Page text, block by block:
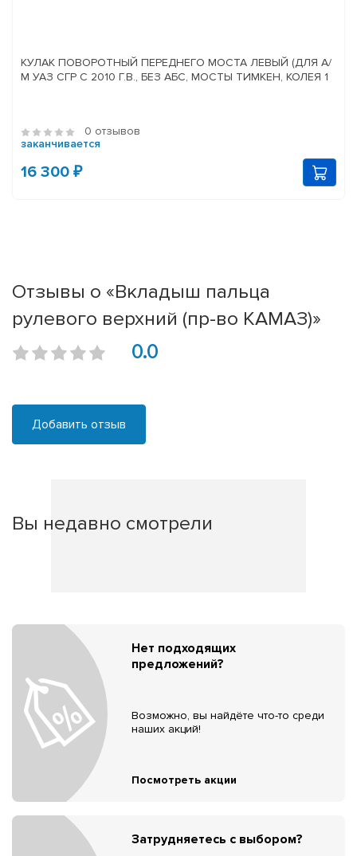
КУЛАК ПОВОРОТНЫЙ ПЕРЕДНЕГО МОСТА ЛЕВЫЙ (ДЛЯ А/
М УАЗ СГР С 2010 Г.В., БЕЗ АБС, МОСТЫ ТИМКЕН, КОЛЕЯ 1
0 отзывов
заканчивается
16 300 ₽
Отзывы о «Вкладыш пальца
рулевого верхний (пр-во КАМАЗ)»
0.0
Добавить отзыв
Вы недавно смотрели
Нет подходящих
предложений?
Возможно, вы найдёте что-то среди
наших акций!
Посмотреть акции
Затрудняетесь с выбором?